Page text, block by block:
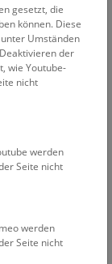
die
In
als
Eisen
und damit auch
eine neue und
Stärker als
kulturelle
gesetzt, die
können. Diese
Umständen
der
wie Youtube-
nicht
werden
Seite nicht
werden
Seite nicht